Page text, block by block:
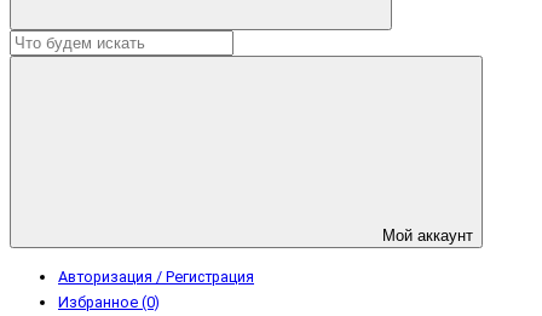
Мой аккаунт
Авторизация / Регистрация
Избранное (0)